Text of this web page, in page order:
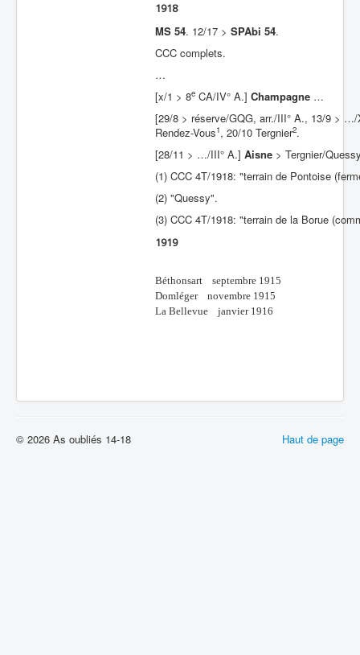
1918
MS 54. 12/17 > SPAbi 54.
CCC complets.
…
[x/1 > 8e CA/IV° A.] Champagne …
[29/8 > réserve/GQG, arr./III° A., 13/9 >
Rendez-Vous1, 20/10 Tergnier2.
[28/11 > …/III° A.] Aisne > Tergnier/
(1) CCC 4T/1918: "terrain de Pontoise
(2) "Quessy".
(3) CCC 4T/1918: "terrain de la Borue
1919
Béthonsart septembre 1915
Domléger novembre 1915
La Bellevue janvier 1916
Haut de page
© 2026 As oubliés 14-18